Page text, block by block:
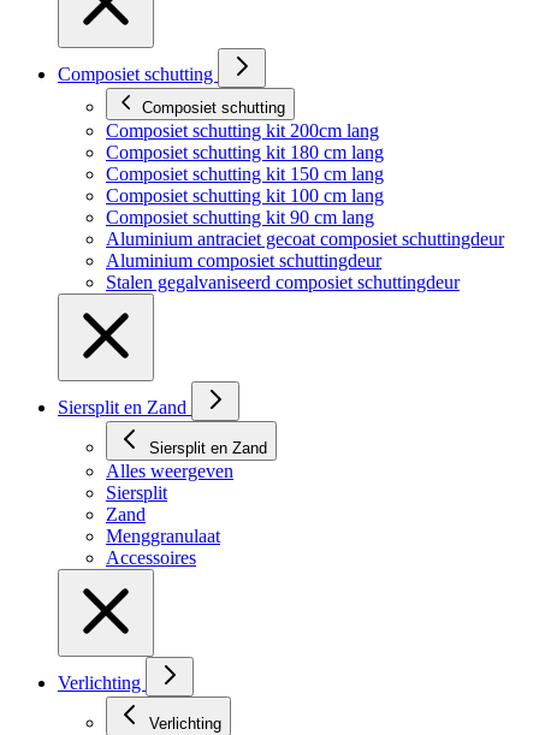
Composiet schutting
Composiet schutting
Composiet schutting kit 200cm lang
Composiet schutting kit 180 cm lang
Composiet schutting kit 150 cm lang
Composiet schutting kit 100 cm lang
Composiet schutting kit 90 cm lang
Aluminium antraciet gecoat composiet schuttingdeur
Aluminium composiet schuttingdeur
Stalen gegalvaniseerd composiet schuttingdeur
Siersplit en Zand
Siersplit en Zand
Alles weergeven
Siersplit
Zand
Menggranulaat
Accessoires
Verlichting
Verlichting